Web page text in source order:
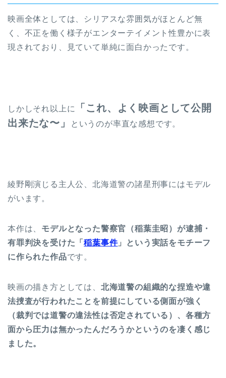
映画全体としては、シリアスな雰囲気がほとんど無
く、不正を働く様子がエンターテイメント性豊かに表
現されており、見ていて単純に面白かったです。
しかしそれ以上に
「これ、よく映画として公開
出来たな〜」
というのが率直な感想です。
綾野剛演じる主人公、北海道警の諸星刑事にはモデル
がいます。
本作は、 モデルとなった警察官（稲葉圭昭）が逮捕・
有罪判決を受けた「稲葉事件」という実話をモチーフ
に作られた作品です。
映画の描き方としては、 北海道警の組織的な捏造や違
法捜査が行われたことを前提にしている側面が強く
（裁判では道警の違法性は否定されている）、各種方
面から圧力は無かったんだろうかというのを凄く感じ
ました。